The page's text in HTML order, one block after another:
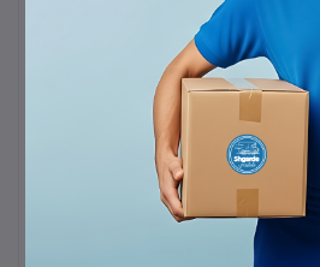
بين منفذي USB-C ويدعم
عالية (قوة الشحن تعتمد على الموديل،
بغلاف خارجي